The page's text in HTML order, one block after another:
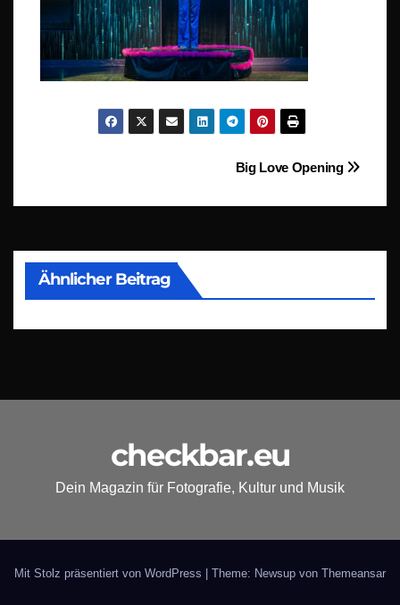
Beitragsnavigation
Big Love Opening
Ähnlicher Beitrag
checkbar.eu
Dein Magazin für Fotografie, Kultur und Musik
Mit Stolz präsentiert von WordPress | Theme: Newsup von Themeansar